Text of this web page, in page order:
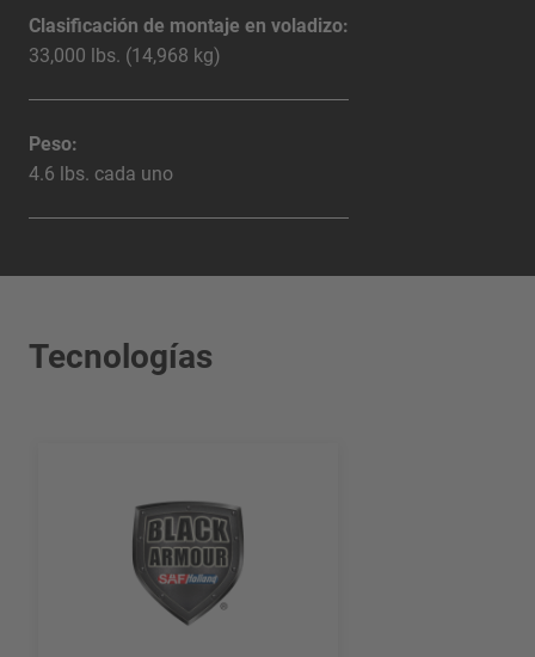
Clasificación de montaje en voladizo:
33,000 lbs. (14,968 kg)
Peso:
4.6 lbs. cada uno
Tecnologías